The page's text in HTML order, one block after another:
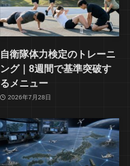
自衛隊体力検定のトレーニ
ング｜8週間で基準突破す
るメニュー
2026年7月28日